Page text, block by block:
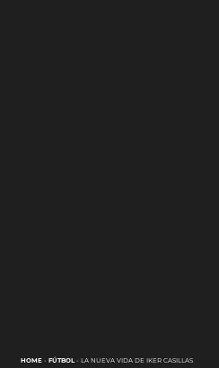
HOME- FÚTBOL- LA NUEVA VIDA DE IKER CASILLAS